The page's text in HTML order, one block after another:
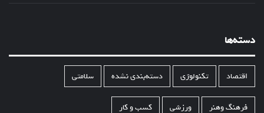
دسته‌ها
اقتصاد تکنولوژی دسته‌بندی نشده سلامتی
فرهنگ وهنر ورزشی کسب و کار